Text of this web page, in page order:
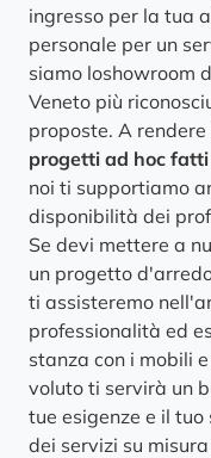
ingresso per la tua
personale per un
siamo loshowroom
Veneto più
proposte. A
progetti ad hoc
noi ti supportiamo
disponibilità dei
Se devi mettere a
un progetto
ti assisteremo
professionalità ed
stanza con i mobili
voluto ti servirà un
tue esigenze e il
dei servizi su